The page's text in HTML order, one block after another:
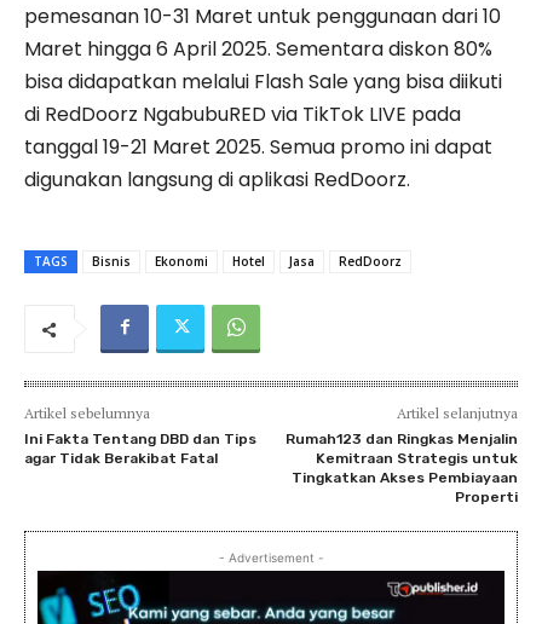
pemesanan 10-31 Maret untuk penggunaan dari 10
Maret hingga 6 April 2025. Sementara diskon 80%
bisa didapatkan melalui Flash Sale yang bisa diikuti
di RedDoorz NgabubuRED via TikTok LIVE pada
tanggal 19-21 Maret 2025. Semua promo ini dapat
digunakan langsung di aplikasi RedDoorz.
TAGS Bisnis Ekonomi Hotel Jasa RedDoorz
Artikel sebelumnya
Ini Fakta Tentang DBD dan Tips
agar Tidak Berakibat Fatal
Artikel selanjutnya
Rumah123 dan Ringkas Menjalin
Kemitraan Strategis untuk
Tingkatkan Akses Pembiayaan
Properti
- Advertisement -